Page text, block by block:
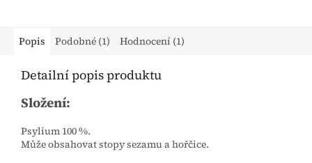
Popis Podobné (1) Hodnocení (1)
Detailní popis produktu
Složení:
Psylium 100 %.
Může obsahovat stopy sezamu a hořčice.